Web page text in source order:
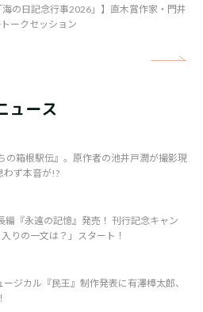
海の日記念行事2026」】直木賞作家・門井
ークセッション
ュース
の箱根駅伝』。原作者の池井戸潤が撮影現
わず本音が!?
編『永遠の記憶』発売！ 刊行記念キャン
りの一文は？」スタート！
ジカル『民王』制作発表に有澤樟太郎、